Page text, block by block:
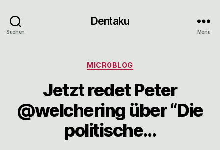
Suchen
Dentaku
Menü
Kategorien
MICROBLOG
Jetzt redet Peter
@welchering über “Die
politische…